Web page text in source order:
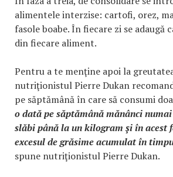
alimentele interzise: cartofi, orez,
fasole boabe. În fiecare zi se adaugă
din fiecare aliment.
Pentru a te menţine apoi la
nutriţionistul Pierre Dukan
pe săptămână în care să consumi
o dată pe săptămână mănânci
slăbi până la un kilogram şi în acest
excesul de grăsime acumulat în
spune nutriţionistul Pierre Dukan.